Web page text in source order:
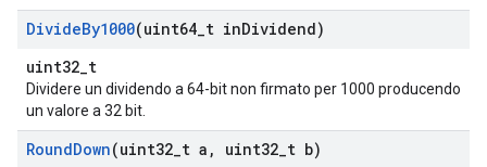
DivideBy1000(uint64 t inDividend)
uint32_t
Dividere un dividendo a 64-bit non firmato per 1000 producendo
un valore a 32 bit.
RoundDown(uint32 t a , uint32 t b)